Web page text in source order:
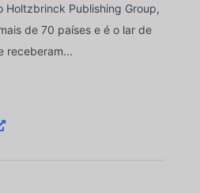
Holtzbrinck Publishing Group,
de 70 países e é o lar de
receberam...